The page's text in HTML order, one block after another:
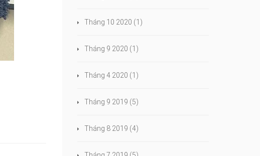
Tháng 10 2020 (1)
Tháng 9 2020 (1)
Tháng 4 2020 (1)
Tháng 9 2019 (5)
Tháng 8 2019 (4)